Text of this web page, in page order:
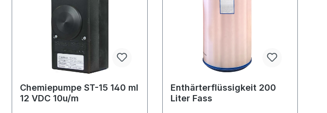
Chemiepumpe ST-15 140 ml
12 VDC 10u/m
Enthärterflüssigkeit 200
Liter Fass